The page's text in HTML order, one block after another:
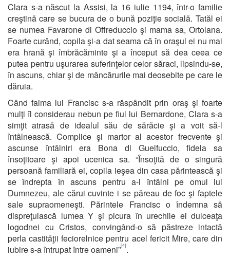
Clara s-a născut la Assisi, la 16 iulie 1194, într-o familie
creştină care se bucura de o bună poziţie socială. Tatăl ei
se numea Favarone di Offreduccio şi mama sa, Ortolana.
Foarte curând, copila şi-a dat seama că în oraşul ei nu mai
era hrană şi îmbrăcăminte şi a început să dea ceea ce
putea pentru uşurarea suferinţelor celor săraci, lipsindu-se,
în ascuns, chiar şi de mâncărurile mai deosebite pe care le
dăruia.
Când faima lui Francisc s-a răspândit prin oraş şi foarte
mulţi îl considerau nebun pe fiul lui Bernardone, Clara s-a
simţit atrasă de idealul său de sărăcie şi a voit să-l
întâlnească. Complice şi martor al acestor frecvente şi
ascunse întâlniri era Bona di Guelfuccio, fidela sa
însoţitoare şi apoi ucenica sa. “Însoţită de o singură
persoană familiară ei, copila ieşea din casa părintească şi
se îndrepta în ascuns pentru a-l întâlni pe omul lui
Dumnezeu, ale cărui cuvinte i se păreau de foc şi faptele
sale supraomeneşti. Părintele Francisc o îndemna să
dispreţuiască lumea Y şi picura în urechile ei dulceaţa
logodnei cu Cristos, convingând-o să păstreze intactă
perla castităţii feciorelnice pentru acel fericit Mire, care din
iubire s-a întrupat între oameni”[4].